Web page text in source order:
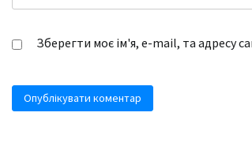
Зберегти моє ім'я, e-mail, та адресу